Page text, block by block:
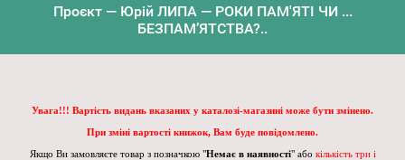
Проєкт — Юрій ЛИПА — РОКИ ПАМ'ЯТІ ЧИ ...
БЕЗПАМ’ЯТСТВА?..
Увага!!! Вартість видань вказаних у каталозі-магазині може бути змінено.
При зміні вартості книжок, Вам буде повідомлено.
Якщо Ви замовляєте товар з позначкою "Немає в наявності" або кількість три і